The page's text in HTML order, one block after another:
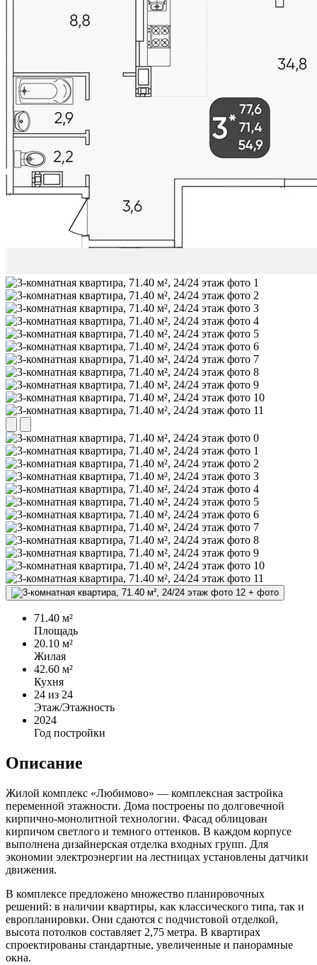
+ фото
71.40 м²
Площадь
20.10 м²
Жилая
42.60 м²
Кухня
24 из 24
Этаж/Этажность
2024
Год постройки
Описание
Жилой комплекс «Любимово» — комплексная застройка
переменной этажности. Дома построены по долговечной
кирпично-монолитной технологии. Фасад облицован
кирпичом светлого и темного оттенков. В каждом корпусе
выполнена дизайнерская отделка входных групп. Для
экономии электроэнергии на лестницах установлены датчики
движения.
В комплексе предложено множество планировочных
решений: в наличии квартиры, как классического типа, так и
европланировки. Они сдаются с подчистовой отделкой,
высота потолков составляет 2,75 метра. В квартирах
спроектированы стандартные, увеличенные и панорамные
окна.